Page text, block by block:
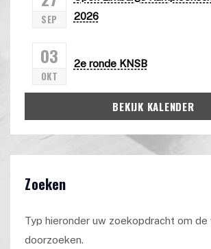
SEP
2026
03
OKT
2e ronde KNSB
BEKIJK KALENDER
Zoeken
Typ hieronder uw zoekopdracht om
doorzoeken.